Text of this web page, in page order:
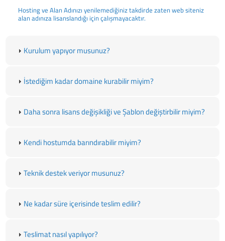
Hosting ve Alan Adınızı yenilemediğiniz takdirde zaten web siteniz
alan adınıza lisanslandığı için çalışmayacaktır.
Kurulum yapıyor musunuz?
İstediğim kadar domaine kurabilir miyim?
Daha sonra lisans değişikliği ve Şablon değiştirbilir miyim?
Kendi hostumda barındırabilir miyim?
Teknik destek veriyor musunuz?
Ne kadar süre içerisinde teslim edilir?
Teslimat nasıl yapılıyor?